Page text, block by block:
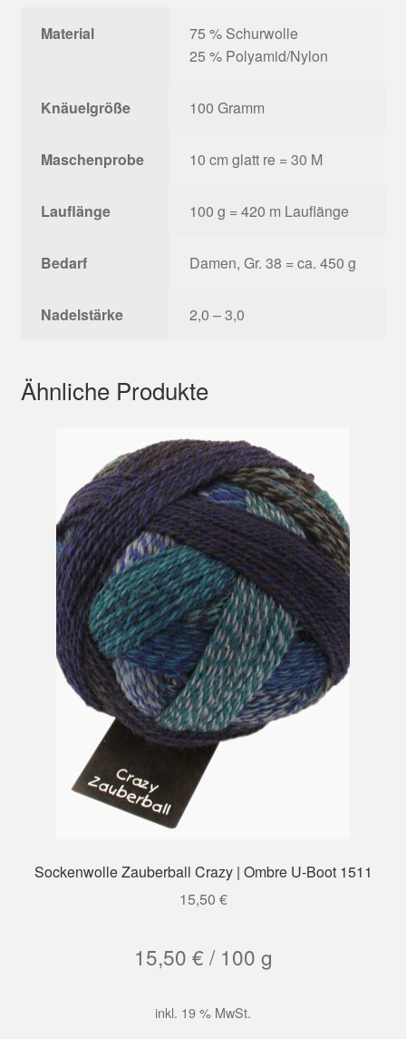
Material
75 % Schurwolle
25 % Polyamid/Nylon
Knäuelgröße 100 Gramm
Maschenprobe 10 cm glatt re = 30 M
Lauflänge 100 g = 420 m Lauflänge
Bedarf Damen, Gr. 38 = ca. 450 g
Nadelstärke 2,0 – 3,0
Ähnliche Produkte
Sockenwolle Zauberball Crazy | Ombre U-Boot 1511
15,50 €
15,50 € / 100 g
inkl. 19 % MwSt.